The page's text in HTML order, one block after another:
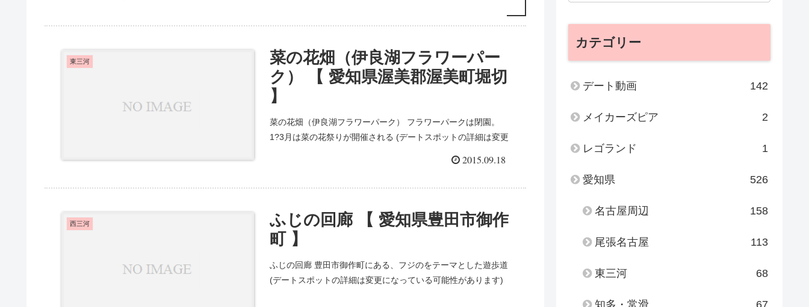
東三河
菜の花畑（伊良湖フラワーパー
ク） 【 愛知県渥美郡渥美町堀切
】
菜の花畑（伊良湖フラワーパーク） フラワーパークは閉園。
1?3月は菜の花祭りが開催される (デートスポットの詳細は変更
認お願いします。） 郵便番号： 〒441-3627 ...
2015.09.18
西三河
ふじの回廊 【 愛知県豊田市御作
町 】
ふじの回廊 豊田市御作町にある、フジのをテーマとした遊歩道
(デートスポットの詳細は変更になっている可能性があります)
カテゴリー
デート動画 142
メイカーズピア 2
レゴランド 1
愛知県 526
名古屋周辺 158
尾張名古屋 113
東三河 68
知多・常滑 67